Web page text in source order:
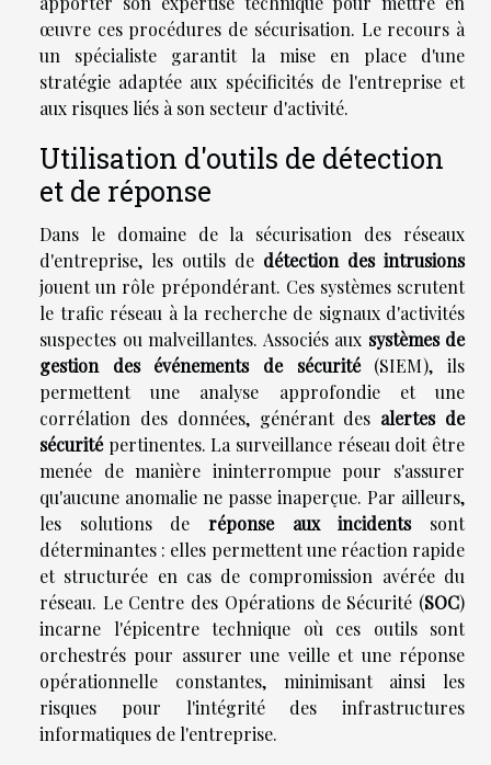
œuvre ces procédures de sécurisation. Le recours à
un spécialiste garantit la mise en place d'une
stratégie adaptée aux spécificités de l'entreprise et
aux risques liés à son secteur d'activité.
Utilisation d'outils de détection
et de réponse
Dans le domaine de la sécurisation des réseaux
d'entreprise, les outils de détection des intrusions
jouent un rôle prépondérant. Ces systèmes scrutent
le trafic réseau à la recherche de signaux d'activités
suspectes ou malveillantes. Associés aux systèmes de
gestion des événements de sécurité(SIEM), ils
permettent une analyse approfondie et une
corrélation des données, générant des alertes de
sécuritépertinentes. La surveillance réseau doit être
menée de manière ininterrompue pour s'assurer
qu'aucune anomalie ne passe inaperçue. Par ailleurs,
les solutions de réponse aux incidentssont
déterminantes : elles permettent une réaction rapide
et structurée en cas de compromission avérée du
réseau. Le Centre des Opérations de Sécurité (SOC)
incarne l'épicentre technique où ces outils sont
orchestrés pour assurer une veille et une réponse
opérationnelle constantes, minimisant ainsi les
risques pour l'intégrité des infrastructures
informatiques de l'entreprise.